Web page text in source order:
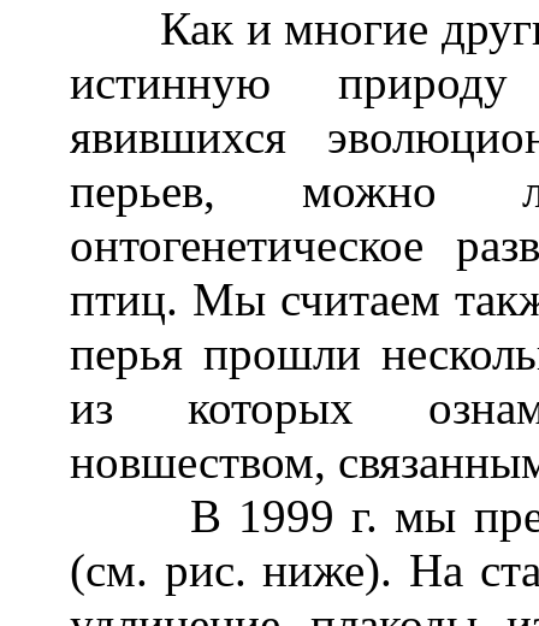
Как и многие
истинную природу
явившихся
перьев, можно
онтогенетическое
птиц. Мы считаем
перья прошли
из которых
новшеством,
В 1999 г. мы
(см. рис. ниже). На